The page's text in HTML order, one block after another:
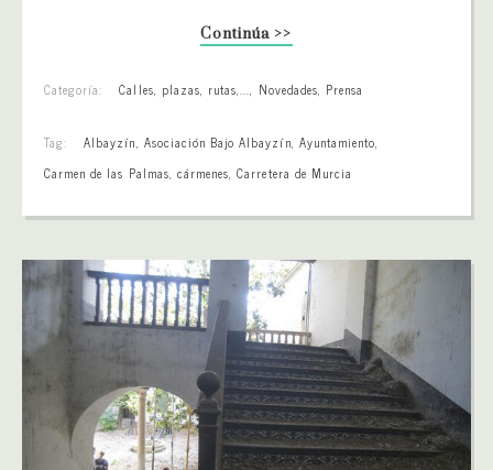
Continúa >>
Categoría: Calles, plazas, rutas,..., Novedades, Prensa
Tag: Albayzín, Asociación Bajo Albayzín, Ayuntamiento,
Carmen de las Palmas, cármenes,Carretera de Murcia